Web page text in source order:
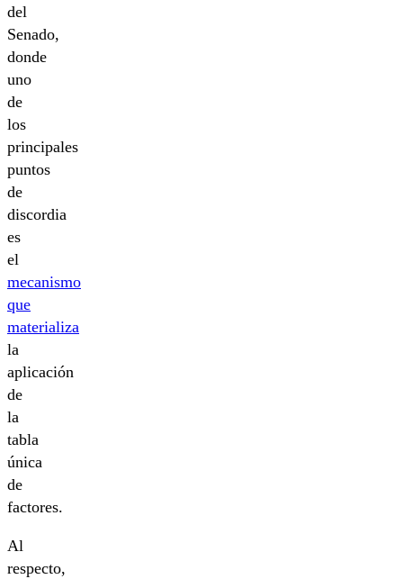
del
Senado,
donde
uno
de
los
principales
puntos
de
discordia
es
el
mecanismo
que
materializa
la
aplicación
de
la
tabla
única
de
factores.
Al
respecto,